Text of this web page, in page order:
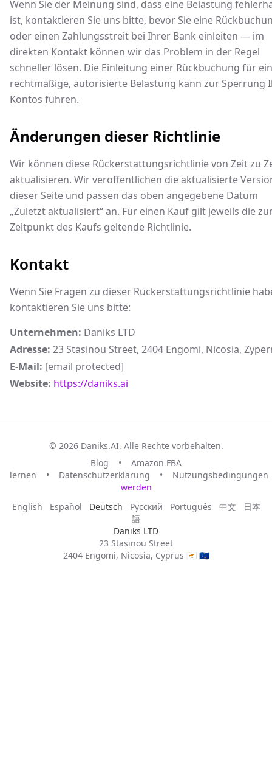
Wenn Sie der Meinung sind, dass eine Belastung
ist, kontaktieren Sie uns bitte, bevor Sie eine
oder einen Zahlungsstreit bei Ihrer Bank einleiten — im
direkten Kontakt können wir das Problem in der Regel
schneller lösen. Die Einleitung einer Rückbuchung für
rechtmäßige, autorisierte Belastung kann zur Sperrung
Kontos führen.
Änderungen dieser Richtlinie
Wir können diese Rückerstattungsrichtlinie von Zeit zu
aktualisieren. Wir veröffentlichen die aktualisierte
dieser Seite und passen das oben angegebene Datum
„Zuletzt aktualisiert“ an. Für einen Kauf gilt jeweils die
Zeitpunkt des Kaufs geltende Richtlinie.
Kontakt
Wenn Sie Fragen zu dieser Rückerstattungsrichtlinie
kontaktieren Sie uns bitte:
Unternehmen: Daniks LTD
Adresse: 23 Stasinou Street, 2404 Engomi, Nicosia,
E-Mail: [email protected]
Website: https://daniks.ai
© 2026 Daniks.AI. Alle Rechte vorbehalten.
Blog
•
Amazon FBA
lernen
• Datenschutzerklärung •
Nutzungsbedingungen
werden
English
Español Deutsch Русский Português 中文
日本
語
Daniks LTD
23 Stasinou Street
2404 Engomi, Nicosia, Cyprus 🇨🇾 🇪🇺